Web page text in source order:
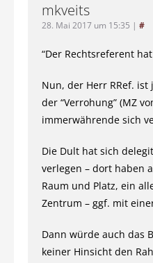
mkveits
28. Mai 2017 um 15:35 | #
“Der Rechtsreferent
Nun, der Herr RRef.
der “Verrohung” (MZ
immerwährende sich
Die Dult hat sich
verlegen – dort haben
Raum und Platz, ein
Zentrum – ggf. mit
Dann würde auch das
keiner Hinsicht den